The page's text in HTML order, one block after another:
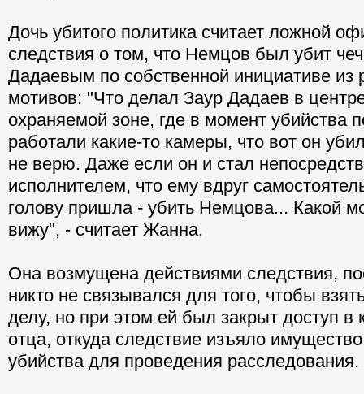
Дочь убитого политика считает ложной
следствия о том, что Немцов был убит
Дадаевым по собственной инициативе из
мотивов: "Что делал Заур Дадаев в
охраняемой зоне, где в момент убийства
работали какие-то камеры, что вот он
не верю. Даже если он и стал
исполнителем, что ему вдруг
голову пришла - убить Немцова... Какой
вижу", - считает Жанна.
Она возмущена действиями следствия,
никто не связывался для того, чтобы
делу, но при этом ей был закрыт доступ в
отца, откуда следствие изъяло
убийства для проведения расследования.